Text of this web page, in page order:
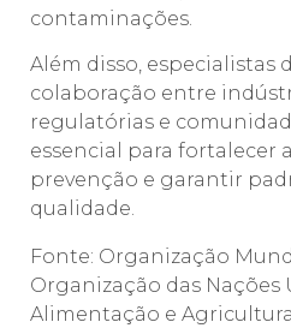
contaminações.
Além disso, especialistas
colaboração entre
regulatórias e
essencial para fortalecer
prevenção e garantir
qualidade.
Fonte: Organização
Organização das Nações
Alimentação e Agricultura